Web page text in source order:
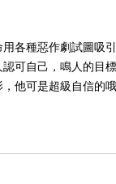
各種惡作劇試圖吸
可自己，鳴人的
他可是超級自信的哦